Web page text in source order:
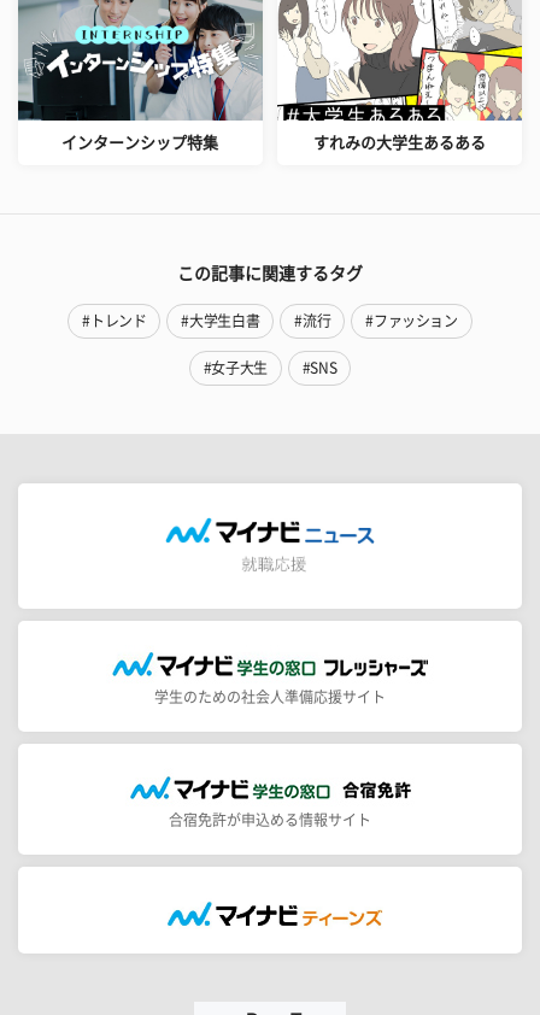
インターンシップ特集 すれみの大学生あるある
この記事に関連するタグ
#トレンド #大学生白書 #流行 #ファッション
#女子大生 #SNS
学生のための社会人準備応援サイト
合宿免許が申込める情報サイト